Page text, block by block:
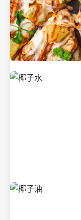
新鲜采摘的椰子
清凉解渴的椰子水